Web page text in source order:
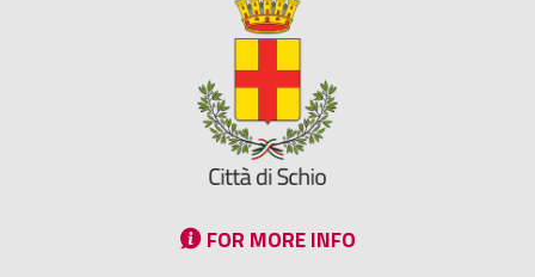
FOR MORE INFO